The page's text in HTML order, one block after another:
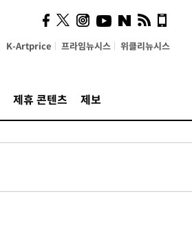
K-Artprice 프라임뉴시스 위클리뉴시스
제휴 콘텐츠 제보
시, 스마트폰 액세서리에
NFC 더했다